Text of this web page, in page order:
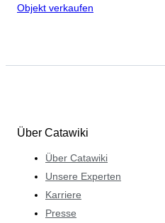
Objekt verkaufen
Über Catawiki
Über Catawiki
Unsere Experten
Karriere
Presse